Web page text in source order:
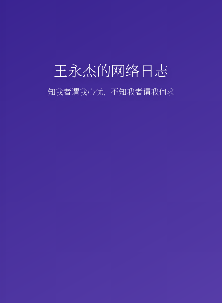
王永杰的网络日志
知我者谓我心忧，不知我者谓我何求